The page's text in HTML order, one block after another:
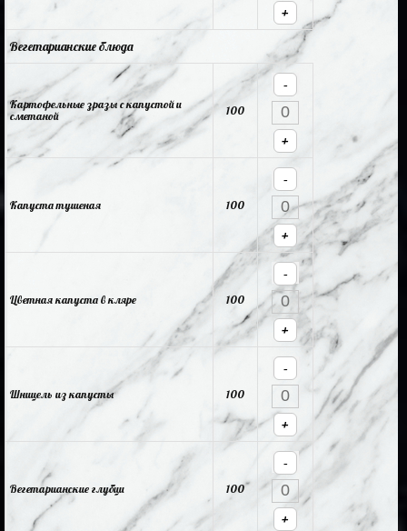
+
Вегетарианские блюда
Картофельные зразы с капустой и
сметаной
100
-
+
Капуста тушеная 100
-
+
Цветная капуста в кляре 100
-
+
Шницель из капусты 100
-
+
Вегетарианские глубци 100
-
+